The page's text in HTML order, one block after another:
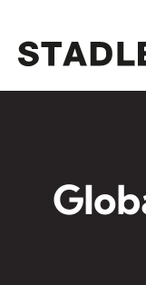
Inhalt
springen